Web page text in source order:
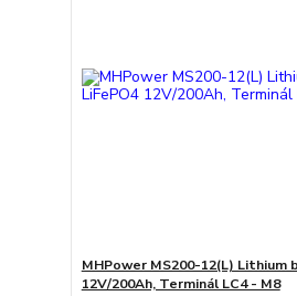
MHPower MS200-12(L) Lithium
12V/200Ah, Terminál LC4 - M8